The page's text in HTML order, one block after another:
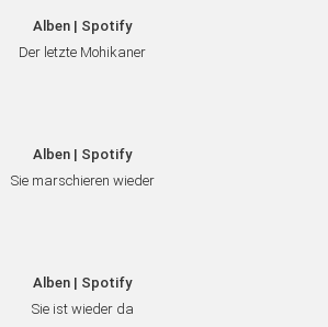
Alben | Spotify
Der letzte Mohikaner
Alben | Spotify
Sie marschieren wieder
Alben | Spotify
Sie ist wieder da